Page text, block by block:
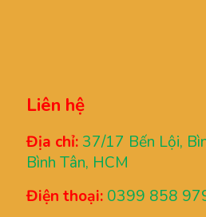
Liên hệ
Địa chỉ: 37/17 Bến Lội,
Bình Tân, HCM
Điện thoại: 0399 858